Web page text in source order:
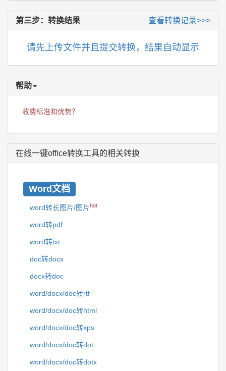
第三步：转换结果 查看转换记录>>>
请先上传文件并且提交转换，结果自动显示
帮助
收费标准和优势？
在线一键office转换工具的相关转换
Word文档
word转长图片/图片hot
word转pdf
word转txt
doc转docx
docx转doc
word/docx/doc转rtf
word/docx/doc转html
word/docx/doc转xps
word/docx/doc转dot
word/docx/doc转dotx